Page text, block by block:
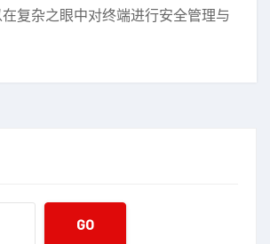
复杂之眼中对终端进行安全管理与
GO